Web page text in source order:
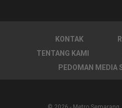
KONTAK
TENTANG KAMI
PEDOMAN MEDIA